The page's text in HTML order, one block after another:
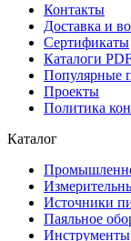
Контакты
Доставка и
Сертификаты
Каталоги
Популярные
Проекты
Политика
Каталог
Источники
Паяльное
Инструменты